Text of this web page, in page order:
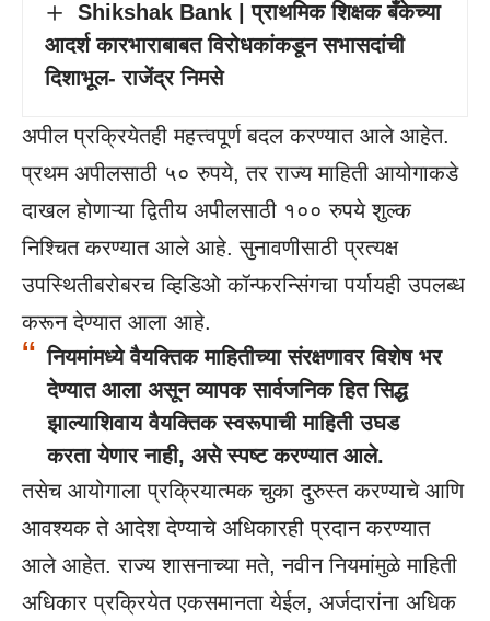
Shikshak Bank | प्राथमिक शिक्षक बँकेच्या
आदर्श कारभाराबाबत विरोधकांकडून सभासदांची
दिशाभूल- राजेंद्र निमसे
अपील प्रक्रियेतही महत्त्वपूर्ण बदल करण्यात आले आहेत.
प्रथम अपीलसाठी ५० रुपये, तर राज्य माहिती आयोगाकडे
दाखल होणाऱ्या द्वितीय अपीलसाठी १०० रुपये शुल्क
निश्चित करण्यात आले आहे. सुनावणीसाठी प्रत्यक्ष
उपस्थितीबरोबरच व्हिडिओ कॉन्फरन्सिंगचा पर्यायही उपलब्ध
करून देण्यात आला आहे.
नियमांमध्ये वैयक्तिक माहितीच्या संरक्षणावर विशेष भर
देण्यात आला असून व्यापक सार्वजनिक हित सिद्ध
झाल्याशिवाय वैयक्तिक स्वरूपाची माहिती उघड
करता येणार नाही, असे स्पष्ट करण्यात आले.
तसेच आयोगाला प्रक्रियात्मक चुका दुरुस्त करण्याचे आणि
आवश्यक ते आदेश देण्याचे अधिकारही प्रदान करण्यात
आले आहेत. राज्य शासनाच्या मते, नवीन नियमांमुळे माहिती
अधिकार प्रक्रियेत एकसमानता येईल, अर्जदारांना अधिक